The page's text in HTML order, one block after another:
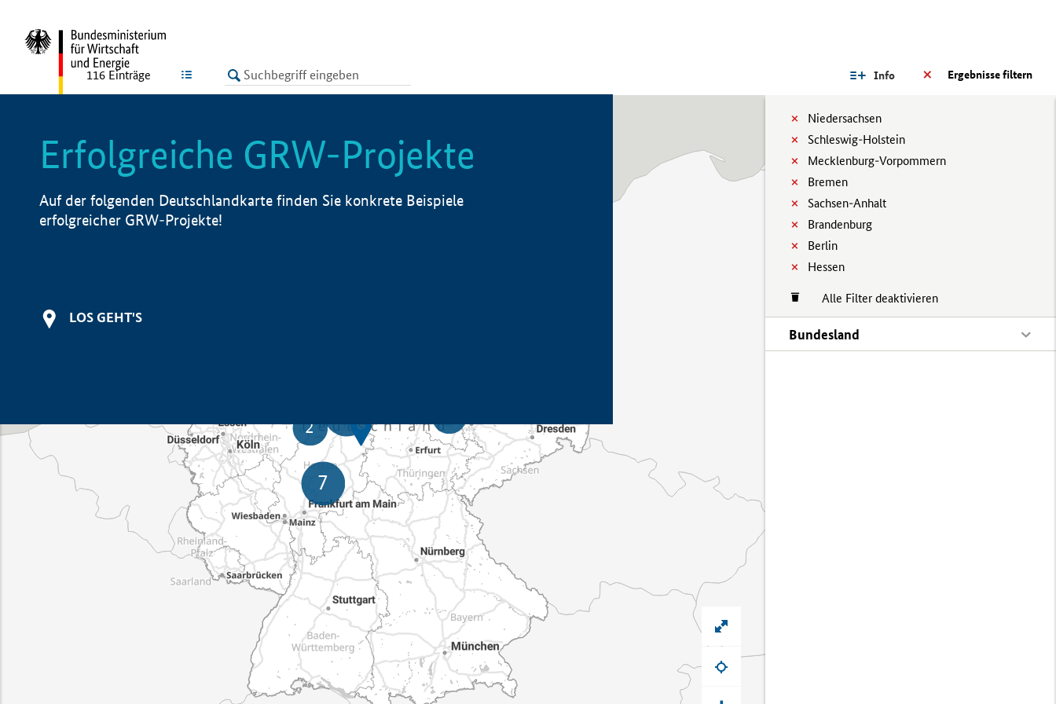
LISTE Ergebnisse filtern
Info
Niedersachsen
Schleswig-Holstein
Mecklenburg-Vorpommern
Bremen
Sachsen-Anhalt
Brandenburg
Berlin
Hessen
Alle Filter deaktivieren
Bundesland
116 Einträge
Erfolgreiche GRW-Projekte
Auf der folgenden Deutschlandkarte finden Sie konkrete Beispiele
erfolgreicher GRW-Projekte!
LOS GEHT'S